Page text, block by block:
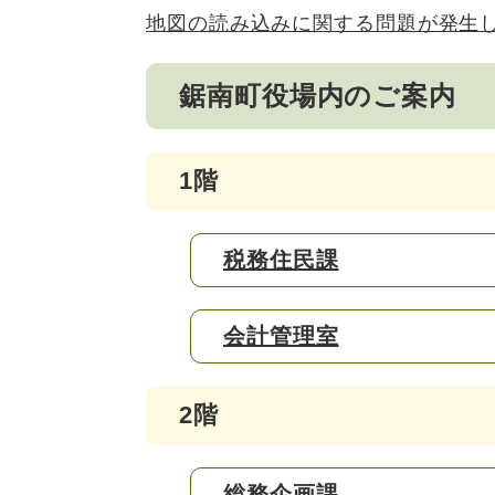
地図の読み込みに関する問題が発生
鋸南町役場内のご案内
1階
税務住民課
​会計管理室
2階